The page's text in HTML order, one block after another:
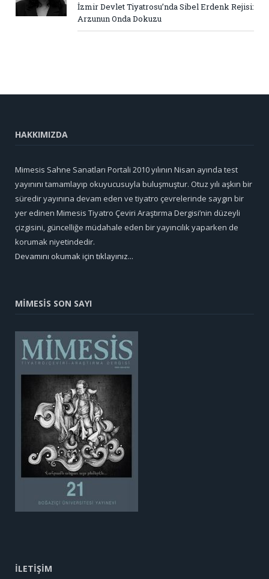
İzmir Devlet Tiyatrosu’nda Sibel Erdenk Rejisi:
Arzunun Onda Dokuzu
HAKKIMIZDA
Mimesis Sahne Sanatları Portali 2010 yılının Nisan ayında test
yayınını tamamlayıp okuyucusuyla buluşmuştur. Otuz yılı aşkın bir
süredir yayınına devam eden ve tiyatro çevrelerinde saygın bir
yer edinen Mimesis Tiyatro Çeviri Araştırma Dergisi’nin düzeyli
çizgisini, güncelliğe müdahale eden bir yayıncılık yaparken de
korumak niyetindedir.
Devamını okumak için tıklayınız...
MİMESİS SON SAYI
İLETİŞİM